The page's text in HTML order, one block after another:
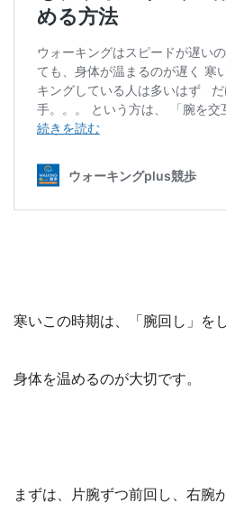
寒いこの時期は、「腕回し」を
身体を温めるのが大切です。
まずは、片腕ずつ前回し、右腕